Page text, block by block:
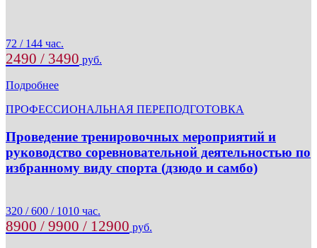
72 / 144 час.
2490 / 3490 руб.
Подробнее
ПРОФЕССИОНАЛЬНАЯ ПЕРЕПОДГОТОВКА
Проведение тренировочных мероприятий и
руководство соревновательной деятельностью по
избранному виду спорта (дзюдо и самбо)
320 / 600 / 1010 час.
8900 / 9900 / 12900 руб.